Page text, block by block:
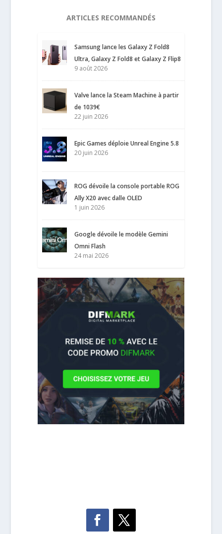
ARTICLES RECOMMANDÉS
Samsung lance les Galaxy Z Fold8
Ultra, Galaxy Z Fold8 et Galaxy Z Flip8
9 août 2026
Valve lance la Steam Machine à partir
de 1039€
22 juin 2026
Epic Games déploie Unreal Engine 5.8
20 juin 2026
ROG dévoile la console portable ROG
Ally X20 avec dalle OLED
1 juin 2026
Google dévoile le modèle Gemini
Omni Flash
24 mai 2026